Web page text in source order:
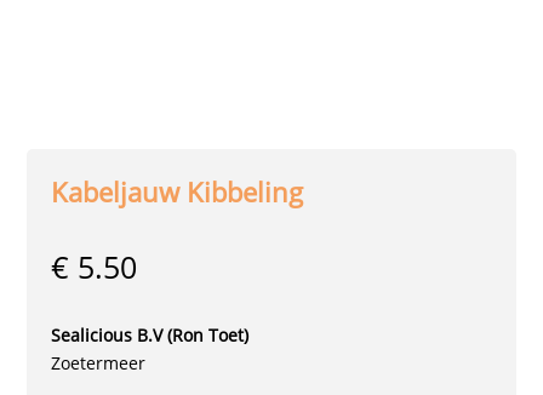
Kabeljauw Kibbeling
€ 5.50
Sealicious B.V (Ron Toet)
Zoetermeer